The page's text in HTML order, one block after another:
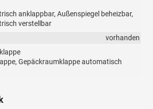
anklappbar, Außenspiegel beheizbar,
verstellbar
vorhanden
Gepäckraumklappe automatisch